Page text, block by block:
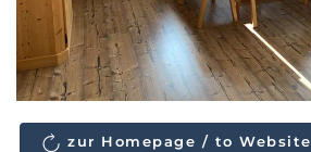
zur Homepage / to Website